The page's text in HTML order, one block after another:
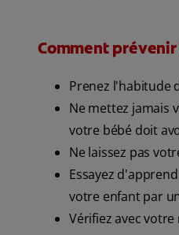
Comment
Prenez l'habitude
Ne mettez jamais
votre bébé doit
Ne laissez pas
Essayez
votre enfant par
Vérifiez avec